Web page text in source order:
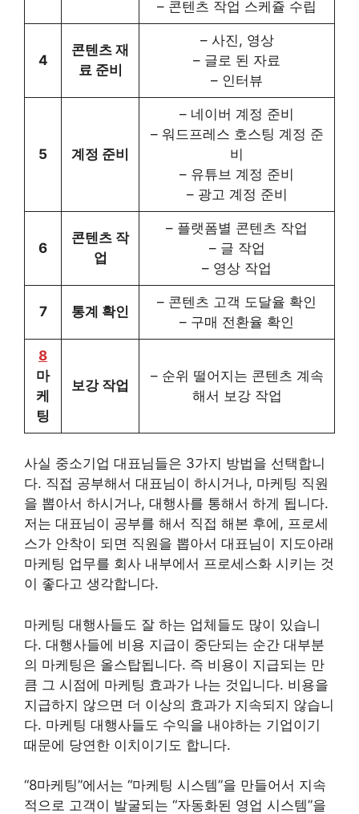
– 콘텐츠 작업 스케쥴 수립
4
콘텐츠 재
료 준비
– 사진, 영상
– 글로 된 자료
– 인터뷰
5 계정 준비
– 네이버 계정 준비
– 워드프레스 호스팅 계정 준
비
– 유튜브 계정 준비
– 광고 계정 준비
6
콘텐츠 작
업
– 플랫폼별 콘텐츠 작업
– 글 작업
– 영상 작업
7 통계 확인
– 콘텐츠 고객 도달율 확인
– 구매 전환율 확인
8
마
케
팅
보강 작업
– 순위 떨어지는 콘텐츠 계속
해서 보강 작업
사실 중소기업 대표님들은 3가지 방법을 선택합니
다. 직접 공부해서 대표님이 하시거나, 마케팅 직원
을 뽑아서 하시거나, 대행사를 통해서 하게 됩니다.
저는 대표님이 공부를 해서 직접 해본 후에, 프로세
스가 안착이 되면 직원을 뽑아서 대표님이 지도아래
마케팅 업무를 회사 내부에서 프로세스화 시키는 것
이 좋다고 생각합니다.
마케팅 대행사들도 잘 하는 업체들도 많이 있습니
다. 대행사들에 비용 지급이 중단되는 순간 대부분
의 마케팅은 올스탑됩니다. 즉 비용이 지급되는 만
큼 그 시점에 마케팅 효과가 나는 것입니다. 비용을
지급하지 않으면 더 이상의 효과가 지속되지 않습니
다. 마케팅 대행사들도 수익을 내야하는 기업이기
때문에 당연한 이치이기도 합니다.
“8마케팅”에서는 “마케팅 시스템”을 만들어서 지속
적으로 고객이 발굴되는 “자동화된 영업 시스템”을